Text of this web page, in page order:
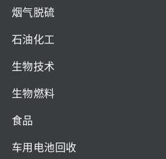
烟气脱硫
石油化工
生物技术
生物燃料
食品
车用电池回收